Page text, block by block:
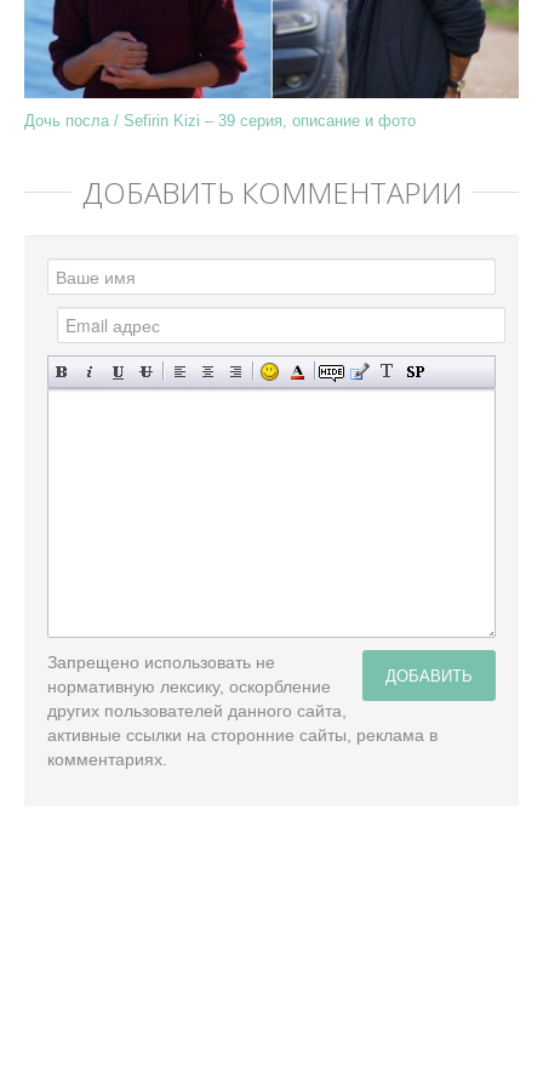
Дочь посла / Sefirin Kizi – 39 серия, описание и фото
ДОБАВИТЬ КОММЕНТАРИЙ
ДОБАВИТЬ
Запрещено использовать не
нормативную лексику, оскорбление
других пользователей данного сайта,
активные ссылки на сторонние сайты, реклама в
комментариях.